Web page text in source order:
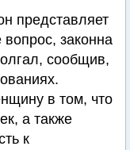
представляет
законна
сообщив,
в том, что
а также
к